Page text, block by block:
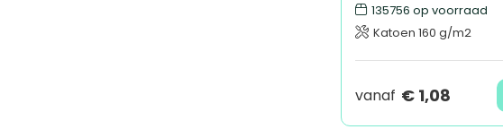
135756 op voorraad
Katoen 160 g/m2
vanaf € 1,08